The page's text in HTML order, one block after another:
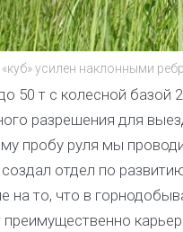
усилен наклонными
50 т с колесной базой
разрешения для
пробу руля мы
отдел по
на то, что в